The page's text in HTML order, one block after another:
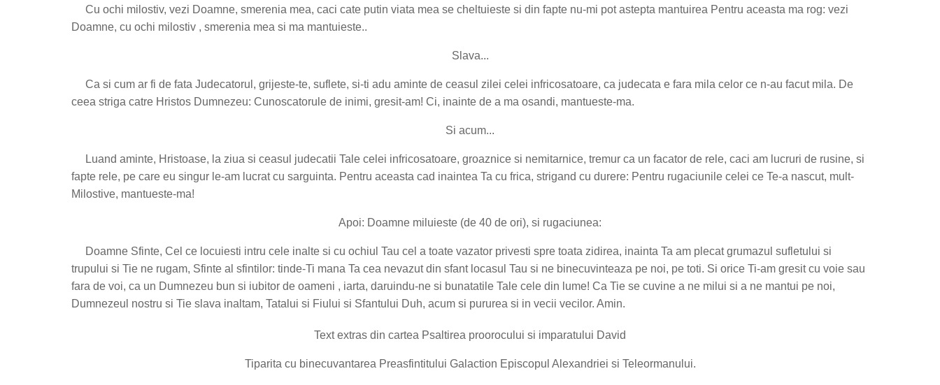
Cu ochi milostiv, vezi Doamne, smerenia mea, caci cate putin viata mea se cheltuieste si din fapte nu-mi pot astepta mantuirea Pentru aceasta ma rog: vezi
Doamne, cu ochi milostiv , smerenia mea si ma mantuieste..
Slava...
Ca si cum ar fi de fata Judecatorul, grijeste-te, suflete, si-ti adu aminte de ceasul zilei celei infricosatoare, ca judecata e fara mila celor ce n-au facut mila. De
ceea striga catre Hristos Dumnezeu: Cunoscatorule de inimi, gresit-am! Ci, inainte de a ma osandi, mantueste-ma.
Si acum...
Luand aminte, Hristoase, la ziua si ceasul judecatii Tale celei infricosatoare, groaznice si nemitarnice, tremur ca un facator de rele, caci am lucruri de rusine, si
fapte rele, pe care eu singur le-am lucrat cu sarguinta. Pentru aceasta cad inaintea Ta cu frica, strigand cu durere: Pentru rugaciunile celei ce Te-a nascut, mult-
Milostive, mantueste-ma!
Apoi: Doamne miluieste (de 40 de ori), si rugaciunea:
Doamne Sfinte, Cel ce locuiesti intru cele inalte si cu ochiul Tau cel a toate vazator privesti spre toata zidirea, inainta Ta am plecat grumazul sufletului si
trupului si Tie ne rugam, Sfinte al sfintilor: tinde-Ti mana Ta cea nevazut din sfant locasul Tau si ne binecuvinteaza pe noi, pe toti. Si orice Ti-am gresit cu voie sau
fara de voi, ca un Dumnezeu bun si iubitor de oameni , iarta, daruindu-ne si bunatatile Tale cele din lume! Ca Tie se cuvine a ne milui si a ne mantui pe noi,
Dumnezeul nostru si Tie slava inaltam, Tatalui si Fiului si Sfantului Duh, acum si pururea si in vecii vecilor. Amin.
Text extras din cartea Psaltirea proorocului si imparatului David
Tiparita cu binecuvantarea Preasfintitului Galaction Episcopul Alexandriei si Teleormanului.